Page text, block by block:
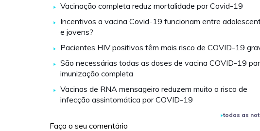
Vacinação completa reduz mortalidade por Covid-19
Incentivos a vacina Covid-19 funcionam entre
e jovens?
Pacientes HIV positivos têm mais risco de COVID-19
São necessárias todas as doses de vacina COVID-19
imunização completa
Vacinas de RNA mensageiro reduzem muito o risco de
infecção assintomática por COVID-19
todas as
Faça o seu comentário